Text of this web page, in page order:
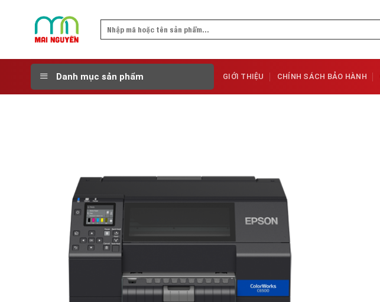
Search
Danh mục sản phẩm GIỚI THIỆU CHÍNH SÁCH BẢO HÀNH